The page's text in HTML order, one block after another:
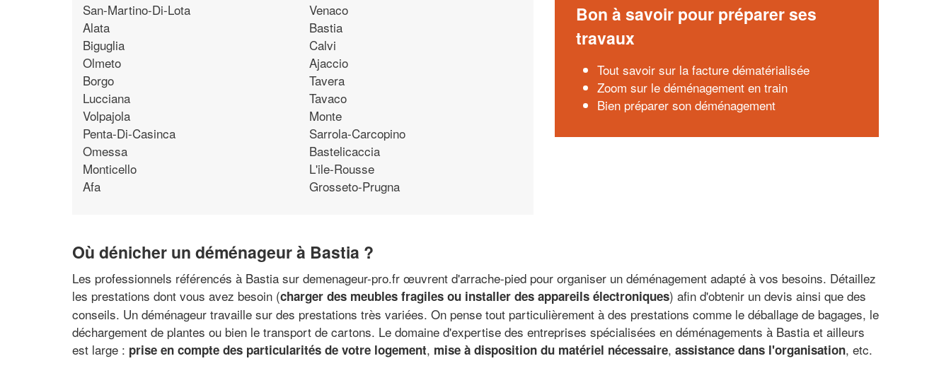
San-Martino-Di-Lota
Alata
Biguglia
Olmeto
Borgo
Lucciana
Volpajola
Penta-Di-Casinca
Omessa
Monticello
Afa
Venaco
Bastia
Calvi
Ajaccio
Tavera
Tavaco
Monte
Sarrola-Carcopino
Bastelicaccia
L'ile-Rousse
Grosseto-Prugna
Bon à savoir pour préparer ses
travaux
Tout savoir sur la facture dématérialisée
Zoom sur le déménagement en train
Bien préparer son déménagement
Où dénicher un déménageur à Bastia ?
Les professionnels référencés à Bastia sur demenageur-pro.fr œuvrent d'arrache-pied pour organiser un déménagement adapté à vos besoins. Détaillez
les prestations dont vous avez besoin (charger des meubles fragiles ou installer des appareils électroniques) afin d'obtenir un devis ainsi que des
conseils. Un déménageur travaille sur des prestations très variées. On pense tout particulièrement à des prestations comme le déballage de bagages, le
déchargement de plantes ou bien le transport de cartons. Le domaine d'expertise des entreprises spécialisées en déménagements à Bastia et ailleurs
est large : prise en compte des particularités de votre logement, mise à disposition du matériel nécessaire, assistance dans l'organisation, etc.